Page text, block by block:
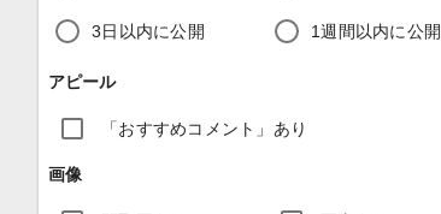
3日以内に公開 1週間以内に公開
アピール
「おすすめコメント」あり
画像